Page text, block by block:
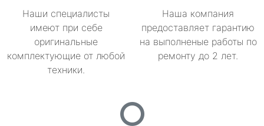
Наши специалисты
имеют при себе
оригинальные
комплектующие от любой
техники.
Наша компания
предоставляет гарантию
на выполненые работы по
ремонту до 2 лет.